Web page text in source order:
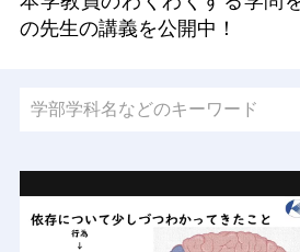
の先生の講義を公開中！